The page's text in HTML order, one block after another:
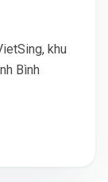
khu
Bình